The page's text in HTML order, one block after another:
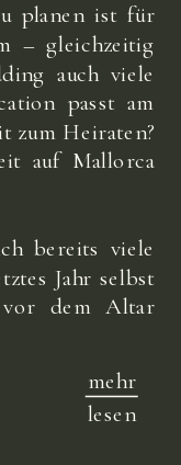
mehr
lesen
planen ist für
– gleichzeitig
auch viele
passt am
zum Heiraten?
auf Mallorca
bereits viele
Jahr selbst
vor dem Altar